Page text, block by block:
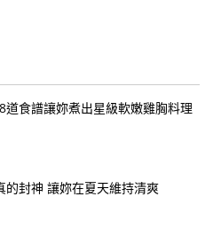
道食譜讓妳煮出星級軟嫩雞胸料理
的封神 讓妳在夏天維持清爽